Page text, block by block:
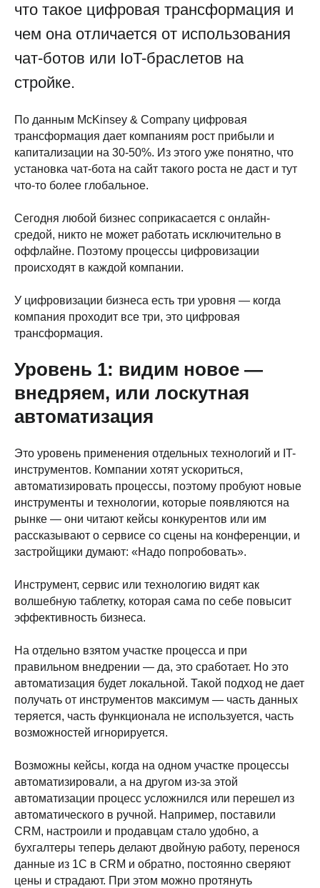
что такое цифровая трансформация и
чем она отличается от использования
чат-ботов или IoT-браслетов на
стройке.
По данным McKinsey & Company цифровая
трансформация дает компаниям рост прибыли и
капитализации на 30-50%. Из этого уже понятно, что
установка чат-бота на сайт такого роста не даст и тут
что-то более глобальное.
Сегодня любой бизнес соприкасается с онлайн-
средой, никто не может работать исключительно в
оффлайне. Поэтому процессы цифровизации
происходят в каждой компании.
У цифровизации бизнеса есть три уровня — когда
компания проходит все три, это цифровая
трансформация.
Уровень 1: видим новое —
внедряем, или лоскутная
автоматизация
Это уровень применения отдельных технологий и IT-
инструментов. Компании хотят ускориться,
автоматизировать процессы, поэтому пробуют новые
инструменты и технологии, которые появляются на
рынке — они читают кейсы конкурентов или им
рассказывают о сервисе со сцены на конференции, и
застройщики думают: «Надо попробовать».
Инструмент, сервис или технологию видят как
волшебную таблетку, которая сама по себе повысит
эффективность бизнеса.
На отдельно взятом участке процесса и при
правильном внедрении — да, это сработает. Но это
автоматизация будет локальной. Такой подход не дает
получать от инструментов максимум — часть данных
теряется, часть функционала не используется, часть
возможностей игнорируется.
Возможны кейсы, когда на одном участке процессы
автоматизировали, а на другом из-за этой
автоматизации процесс усложнился или перешел из
автоматического в ручной. Например, поставили
CRM, настроили и продавцам стало удобно, а
бухгалтеры теперь делают двойную работу, перенося
данные из 1С в CRM и обратно, постоянно сверяют
цены и страдают. При этом можно протянуть